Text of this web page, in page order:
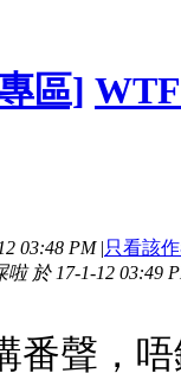
區]
03:48 PM |只看該
於 17-1-12 03:49
番聲，